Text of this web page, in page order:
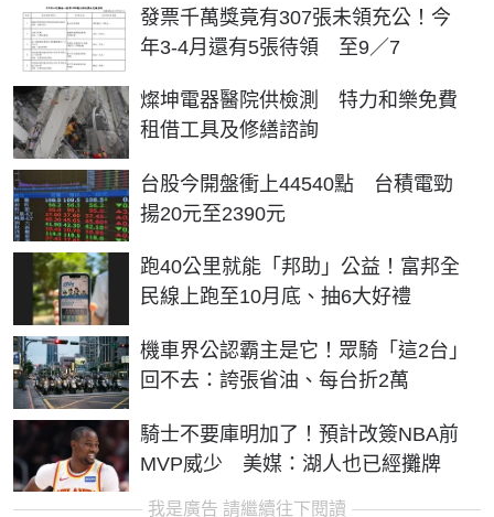
發票千萬獎竟有307張未領充公！今
年3-4月還有5張待領 至9／7
燦坤電器醫院供檢測 特力和樂免費
租借工具及修繕諮詢
台股今開盤衝上44540點 台積電勁
揚20元至2390元
跑40公里就能「邦助」公益！富邦全
民線上跑至10月底、抽6大好禮
機車界公認霸主是它！眾騎「這2台」
回不去：誇張省油、每台折2萬
騎士不要庫明加了！預計改簽NBA前
MVP威少 美媒：湖人也已經攤牌
我是廣告 請繼續往下閱讀